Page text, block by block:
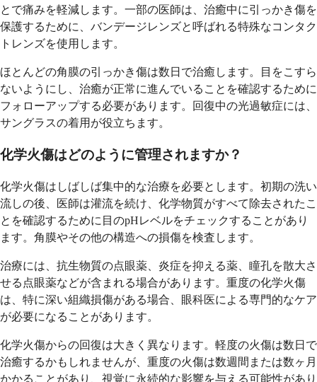
とで痛みを軽減します。一部の医師は、治癒中に引っかき傷を
保護するために、バンデージレンズと呼ばれる特殊なコンタク
トレンズを使用します。
ほとんどの角膜の引っかき傷は数日で治癒します。目をこすら
ないようにし、治癒が正常に進んでいることを確認するために
フォローアップする必要があります。回復中の光過敏症には、
サングラスの着用が役立ちます。
化学火傷はどのように管理されますか？
化学火傷はしばしば集中的な治療を必要とします。初期の洗い
流しの後、医師は灌流を続け、化学物質がすべて除去されたこ
とを確認するために目のpHレベルをチェックすることがあり
ます。角膜やその他の構造への損傷を検査します。
治療には、抗生物質の点眼薬、炎症を抑える薬、瞳孔を散大さ
せる点眼薬などが含まれる場合があります。重度の化学火傷
は、特に深い組織損傷がある場合、眼科医による専門的なケア
が必要になることがあります。
化学火傷からの回復は大きく異なります。軽度の火傷は数日で
治癒するかもしれませんが、重度の火傷は数週間または数ヶ月
かかることがあり、視覚に永続的な影響を与える可能性があり